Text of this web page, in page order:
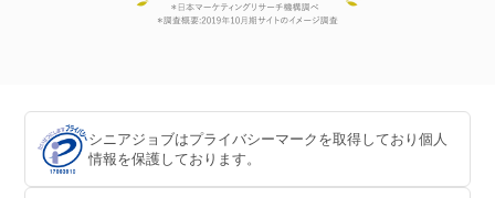
シニアジョブはプライバシーマークを取得しており個人
情報を保護しております。